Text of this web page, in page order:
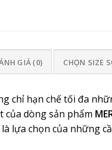
GIÁ (0) CHỌN SIZE
chỉ hạn chế tối đa
của dòng sản phẩm
lựa chọn của những